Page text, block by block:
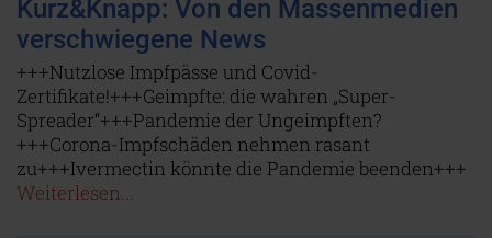
Kurz&Knapp: Von den Massenmedien
verschwiegene News
+++Nutzlose Impfpässe und Covid-
Zertifikate!+++Geimpfte: die wahren „Super-
Spreader“+++Pandemie der Ungeimpften?
+++Corona-Impfschäden nehmen rasant
zu+++Ivermectin könnte die Pandemie beenden+++
Weiterlesen...